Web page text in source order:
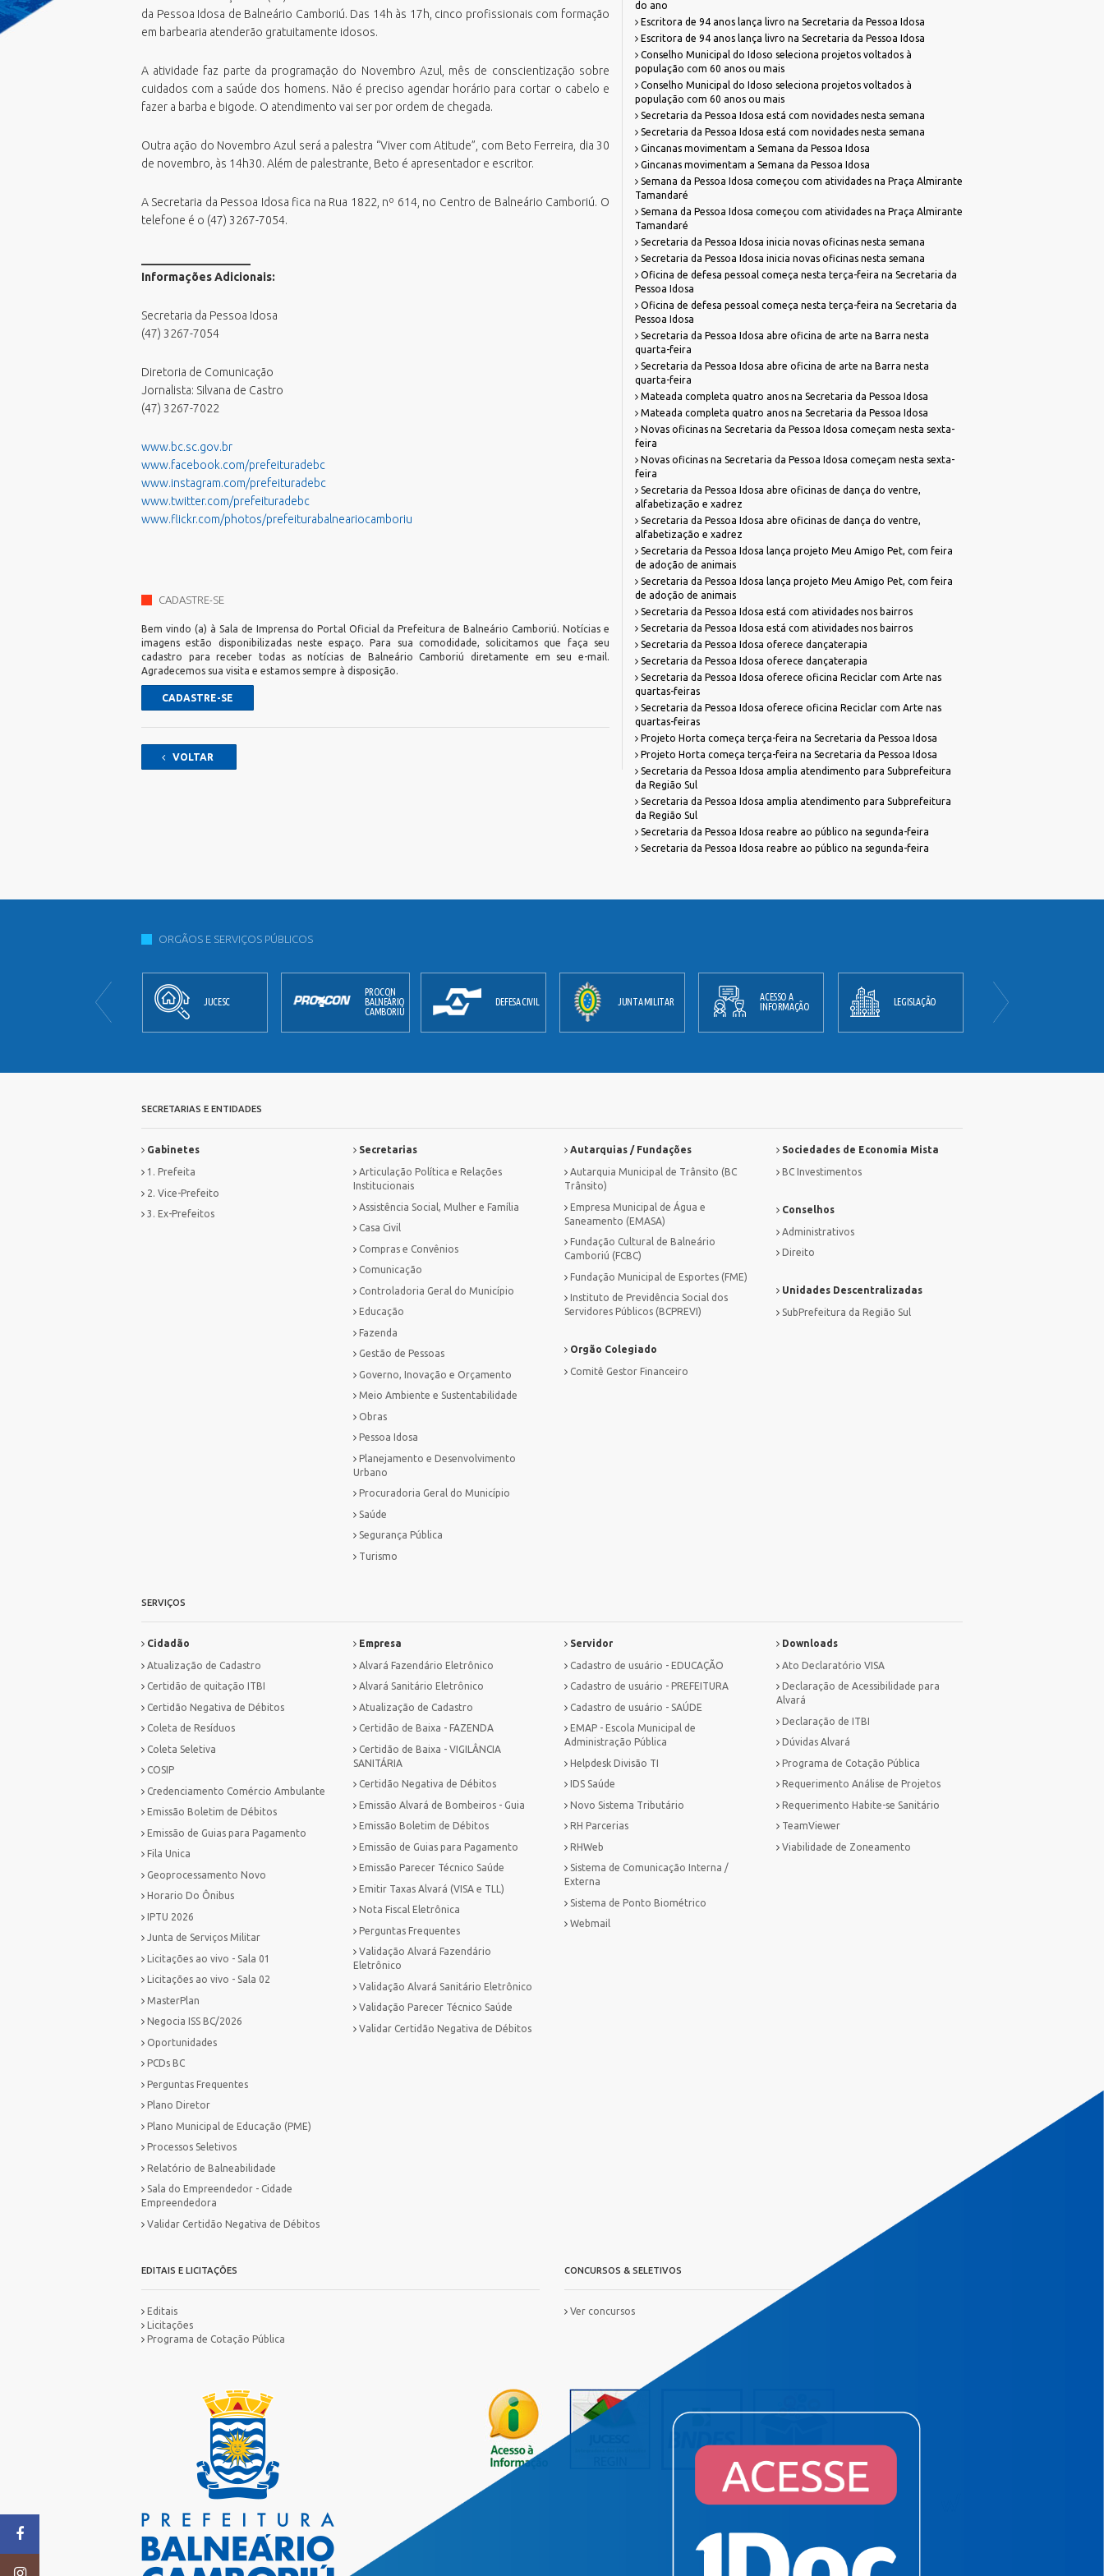
Fazenda
Gestão de Pessoas
Meio Ambiente e Sustentabilidade
Obras
Planejamento e Desenvolvimento
Urbano
Saúde
SubPrefeitura da Região Sul
Orgão Colegiado
Comitê Gestor Financeiro
Geoprocessamento Novo
Horario Do Ônibus
Junta de Serviços Militar
Licitações ao vivo - Sala 01
MasterPlan
Negocia ISS BC/2026
PCDs BC
Plano Diretor
Processos Seletivos
Relatório de Balneabilidade
Sala do Empreendedor - Cidade
Validar Certidão Negativa de Débitos
Emissão Boletim de Débitos
Emissão de Guias para Pagamento
Emitir Taxas Alvará (VISA e TLL)
Nota Fiscal Eletrônica
Validação Alvará Fazendário Eletrônico
Validação Parecer Técnico Saúde
RH Parcerias
Sistema de Comunicação Interna /
Externa
Sistema de Ponto Biométrico
Viabilidade de Zoneamento
da Pessoa Idosa de Balneário Camboriú. Das 14h às 17h, cinco profissionais com formação
em barbearia atenderão gratuitamente idosos.
A atividade faz parte da programação do Novembro Azul, mês de conscientização sobre
cuidados com a saúde dos homens. Não é preciso agendar horário para cortar o cabelo e
fazer a barba e bigode. O atendimento vai ser por ordem de chegada.
Outra ação do Novembro Azul será a palestra “Viver com Atitude”, com Beto Ferreira, dia 30
de novembro, às 14h30. Além de palestrante, Beto é apresentador e escritor.
A Secretaria da Pessoa Idosa fica na Rua 1822, nº 614, no Centro de Balneário Camboriú. O
telefone é o (47) 3267-7054.
Informações Adicionais:
Secretaria da Pessoa Idosa
(47) 3267-7054
Diretoria de Comunicação
Jornalista: Silvana de Castro
(47) 3267-7022
www.bc.sc.gov.br
www.facebook.com/prefeituradebc
www.instagram.com/prefeituradebc
www.twitter.com/prefeituradebc
www.flickr.com/photos/prefeiturabalneariocamboriu
CADASTRE-SE
Bem vindo (a) à Sala de Imprensa do Portal Oficial da Prefeitura de Balneário Camboriú. Notícias e
imagens estão disponibilizadas neste espaço. Para sua comodidade, solicitamos que faça seu
cadastro para receber todas as notícias de Balneário Camboriú diretamente em seu e-mail.
Agradecemos sua visita e estamos sempre à disposição.
CADASTRE-SE
VOLTAR
do ano
Escritora de 94 anos lança livro na Secretaria da Pessoa Idosa
Escritora de 94 anos lança livro na Secretaria da Pessoa Idosa
Conselho Municipal do Idoso seleciona projetos voltados à
população com 60 anos ou mais
Conselho Municipal do Idoso seleciona projetos voltados à
população com 60 anos ou mais
Secretaria da Pessoa Idosa está com novidades nesta semana
Secretaria da Pessoa Idosa está com novidades nesta semana
Gincanas movimentam a Semana da Pessoa Idosa
Gincanas movimentam a Semana da Pessoa Idosa
Semana da Pessoa Idosa começou com atividades na Praça Almirante
Tamandaré
Semana da Pessoa Idosa começou com atividades na Praça Almirante
Tamandaré
Secretaria da Pessoa Idosa inicia novas oficinas nesta semana
Secretaria da Pessoa Idosa inicia novas oficinas nesta semana
Oficina de defesa pessoal começa nesta terça-feira na Secretaria da
Pessoa Idosa
Oficina de defesa pessoal começa nesta terça-feira na Secretaria da
Pessoa Idosa
Secretaria da Pessoa Idosa abre oficina de arte na Barra nesta
quarta-feira
Secretaria da Pessoa Idosa abre oficina de arte na Barra nesta
quarta-feira
Mateada completa quatro anos na Secretaria da Pessoa Idosa
Mateada completa quatro anos na Secretaria da Pessoa Idosa
Novas oficinas na Secretaria da Pessoa Idosa começam nesta sexta-
feira
Novas oficinas na Secretaria da Pessoa Idosa começam nesta sexta-
feira
Secretaria da Pessoa Idosa abre oficinas de dança do ventre,
alfabetização e xadrez
Secretaria da Pessoa Idosa abre oficinas de dança do ventre,
alfabetização e xadrez
Secretaria da Pessoa Idosa lança projeto Meu Amigo Pet, com feira
de adoção de animais
Secretaria da Pessoa Idosa lança projeto Meu Amigo Pet, com feira
de adoção de animais
Secretaria da Pessoa Idosa está com atividades nos bairros
Secretaria da Pessoa Idosa está com atividades nos bairros
Secretaria da Pessoa Idosa oferece dançaterapia
Secretaria da Pessoa Idosa oferece dançaterapia
Secretaria da Pessoa Idosa oferece oficina Reciclar com Arte nas
quartas-feiras
Secretaria da Pessoa Idosa oferece oficina Reciclar com Arte nas
quartas-feiras
Projeto Horta começa terça-feira na Secretaria da Pessoa Idosa
Projeto Horta começa terça-feira na Secretaria da Pessoa Idosa
Secretaria da Pessoa Idosa amplia atendimento para Subprefeitura
da Região Sul
Secretaria da Pessoa Idosa amplia atendimento para Subprefeitura
da Região Sul
Secretaria da Pessoa Idosa reabre ao público na segunda-feira
Secretaria da Pessoa Idosa reabre ao público na segunda-feira
ORGÃOS E SERVIÇOS PÚBLICOS
JORNAL
OFICIAL
JUCESC
PROCON
BALNEÁRIO
CAMBORIÚ
DEFESA CIVIL JUNTA MILITAR
ACESSO A
INFORMAÇÃO
LEGISLAÇÃO
SECRETARIAS E ENTIDADES
Gabinetes
1. Prefeita
2. Vice-Prefeito
3. Ex-Prefeitos
Secretarias
Articulação Política e Relações
Institucionais
Assistência Social, Mulher e Família
Casa Civil
Compras e Convênios
Comunicação
Controladoria Geral do Município
Educação
Fazenda
Gestão de Pessoas
Governo, Inovação e Orçamento
Meio Ambiente e Sustentabilidade
Obras
Pessoa Idosa
Planejamento e Desenvolvimento
Urbano
Procuradoria Geral do Município
Saúde
Segurança Pública
Turismo
Autarquias / Fundações
Autarquia Municipal de Trânsito (BC
Trânsito)
Empresa Municipal de Água e
Saneamento (EMASA)
Fundação Cultural de Balneário
Camboriú (FCBC)
Fundação Municipal de Esportes (FME)
Instituto de Previdência Social dos
Servidores Públicos (BCPREVI)
Sociedades de Economia Mista
BC Investimentos
Conselhos
Administrativos
Direito
Unidades Descentralizadas
SubPrefeitura da Região Sul
Orgão Colegiado
Comitê Gestor Financeiro
SERVIÇOS
Cidadão
Atualização de Cadastro
Certidão de quitação ITBI
Certidão Negativa de Débitos
Coleta de Resíduos
Coleta Seletiva
COSIP
Credenciamento Comércio Ambulante
Emissão Boletim de Débitos
Emissão de Guias para Pagamento
Fila Unica
Geoprocessamento Novo
Horario Do Ônibus
IPTU 2026
Junta de Serviços Militar
Licitações ao vivo - Sala 01
Licitações ao vivo - Sala 02
MasterPlan
Negocia ISS BC/2026
Oportunidades
PCDs BC
Perguntas Frequentes
Plano Diretor
Plano Municipal de Educação (PME)
Processos Seletivos
Relatório de Balneabilidade
Sala do Empreendedor - Cidade
Empreendedora
Validar Certidão Negativa de Débitos
Empresa
Alvará Fazendário Eletrônico
Alvará Sanitário Eletrônico
Atualização de Cadastro
Certidão de Baixa - FAZENDA
Certidão de Baixa - VIGILÂNCIA
SANITÁRIA
Certidão Negativa de Débitos
Emissão Alvará de Bombeiros - Guia
Emissão Boletim de Débitos
Emissão de Guias para Pagamento
Emissão Parecer Técnico Saúde
Emitir Taxas Alvará (VISA e TLL)
Nota Fiscal Eletrônica
Perguntas Frequentes
Validação Alvará Fazendário
Eletrônico
Validação Alvará Sanitário Eletrônico
Validação Parecer Técnico Saúde
Validar Certidão Negativa de Débitos
Servidor
Cadastro de usuário - EDUCAÇÃO
Cadastro de usuário - PREFEITURA
Cadastro de usuário - SAÚDE
EMAP - Escola Municipal de
Administração Pública
Helpdesk Divisão TI
IDS Saúde
Novo Sistema Tributário
RH Parcerias
RHWeb
Sistema de Comunicação Interna /
Externa
Sistema de Ponto Biométrico
Webmail
Downloads
Ato Declaratório VISA
Declaração de Acessibilidade para
Alvará
Declaração de ITBI
Dúvidas Alvará
Programa de Cotação Pública
Requerimento Análise de Projetos
Requerimento Habite-se Sanitário
TeamViewer
Viabilidade de Zoneamento
EDITAIS E LICITAÇÕES
Editais
Licitações
Programa de Cotação Pública
CONCURSOS & SELETIVOS
Ver concursos